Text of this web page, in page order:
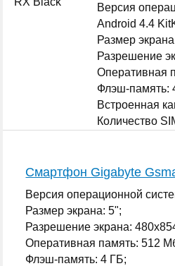
Версия
Android 4.4
Размер
Разрешение
Оперативная
Флэш-память:
Встроенная
Количество
Смартфон Gigabyte
Версия операционной
Размер экрана: 5";
Разрешение экрана:
Оперативная память: 512
Флэш-память: 4 ГБ;